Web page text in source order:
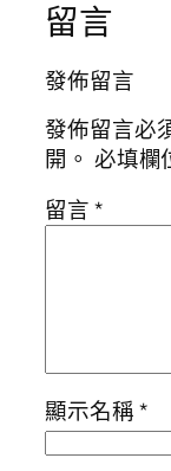
留言
發佈留言
發佈留言必
開。 必填欄
留言*
顯示名稱*